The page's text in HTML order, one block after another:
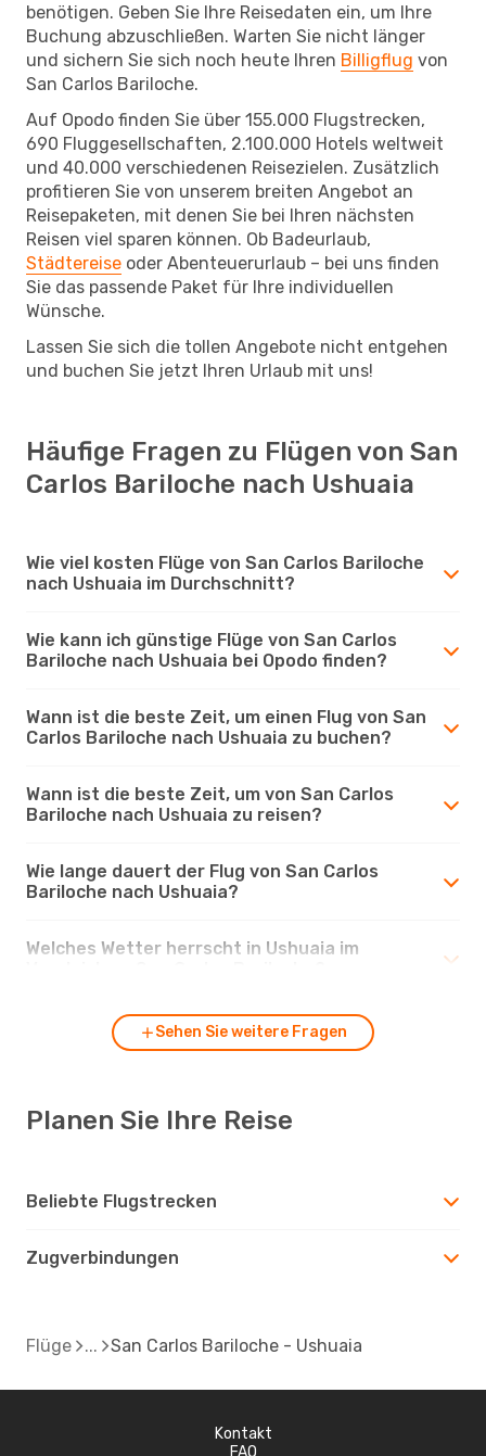
benötigen. Geben Sie Ihre Reisedaten ein, um Ihre
Buchung abzuschließen. Warten Sie nicht länger
und sichern Sie sich noch heute Ihren Billigflug von
San Carlos Bariloche.
Auf Opodo finden Sie über 155.000 Flugstrecken,
690 Fluggesellschaften, 2.100.000 Hotels weltweit
und 40.000 verschiedenen Reisezielen. Zusätzlich
profitieren Sie von unserem breiten Angebot an
Reisepaketen, mit denen Sie bei Ihren nächsten
Reisen viel sparen können. Ob Badeurlaub,
Städtereise oder Abenteuerurlaub – bei uns finden
Sie das passende Paket für Ihre individuellen
Wünsche.
Lassen Sie sich die tollen Angebote nicht entgehen
und buchen Sie jetzt Ihren Urlaub mit uns!
Häufige Fragen zu Flügen von San
Carlos Bariloche nach Ushuaia
Wie viel kosten Flüge von San Carlos Bariloche
nach Ushuaia im Durchschnitt?
Wie kann ich günstige Flüge von San Carlos
Bariloche nach Ushuaia bei Opodo finden?
Wann ist die beste Zeit, um einen Flug von San
Carlos Bariloche nach Ushuaia zu buchen?
Wann ist die beste Zeit, um von San Carlos
Bariloche nach Ushuaia zu reisen?
Wie lange dauert der Flug von San Carlos
Bariloche nach Ushuaia?
Welches Wetter herrscht in Ushuaia im
Sehen Sie weitere Fragen
Planen Sie Ihre Reise
Beliebte Flugstrecken
Zugverbindungen
Flüge San Carlos Bariloche - Ushuaia
Kontakt
FAQ